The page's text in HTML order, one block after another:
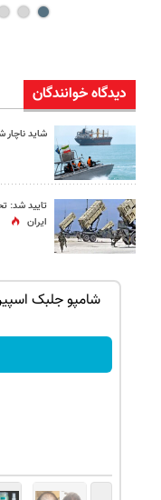
دیدگاه خوانندگان
شاید ناچار
تایید شد:
ایران